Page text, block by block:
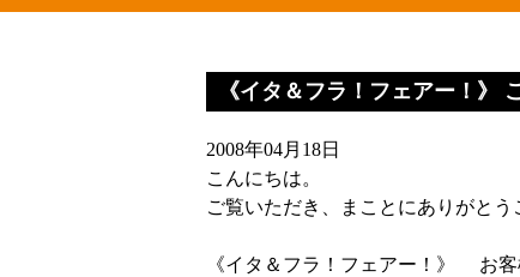
《イタ＆フラ！フェアー！》
2008年04月18日
こんにちは。
ご覧いただき、まことにありがとう
《イタ＆フラ！フェアー！》 お